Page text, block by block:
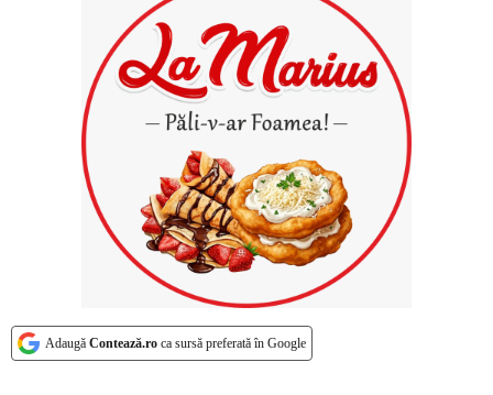
Adaugă Contează.ro ca sursă preferată în Google